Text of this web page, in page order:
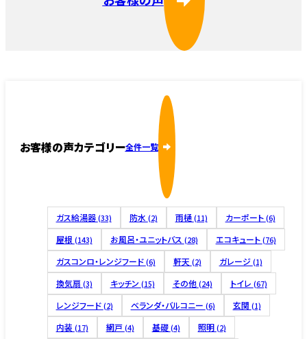
お客様の声カテゴリー全件一覧
ガス給湯器 (33) 防水 (2) 雨樋 (11) カーポート (6)
屋根 (143) お風呂・ユニットバス (28) エコキュート (76)
ガスコンロ・レンジフード (6) 軒天 (2) ガレージ (1)
換気扇 (3) キッチン (15) その他 (24) トイレ (67)
レンジフード (2) ベランダ・バルコニー (6) 玄関 (1)
内装 (17) 網戸 (4) 基礎 (4) 照明 (2)